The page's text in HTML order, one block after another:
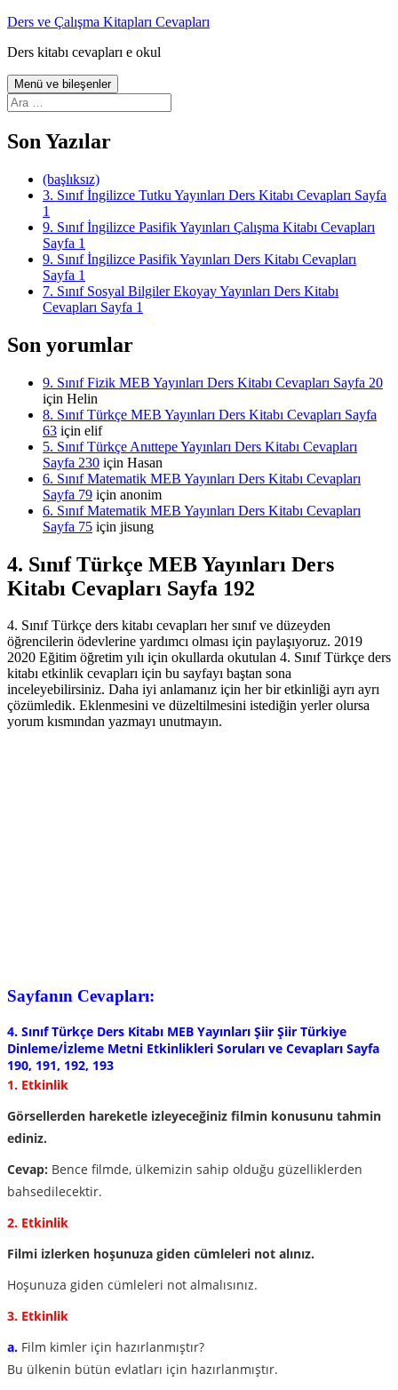
İçeriğe
Ders ve Çalışma Kitapları Cevapları
Ders kitabı cevapları e okul
Menü ve bileşenler
Arama:
Son Yazılar
(başlıksız)
3. Sınıf İngilizce Tutku Yayınları Ders Kitabı Cevapları Sayfa
1
9. Sınıf İngilizce Pasifik Yayınları Çalışma Kitabı Cevapları
Sayfa 1
9. Sınıf İngilizce Pasifik Yayınları Ders Kitabı Cevapları
Sayfa 1
7. Sınıf Sosyal Bilgiler Ekoyay Yayınları Ders Kitabı
Cevapları Sayfa 1
Son yorumlar
9. Sınıf Fizik MEB Yayınları Ders Kitabı Cevapları Sayfa 20
için Helin
8. Sınıf Türkçe MEB Yayınları Ders Kitabı Cevapları Sayfa
63 için elif
5. Sınıf Türkçe Anıttepe Yayınları Ders Kitabı Cevapları
Sayfa 230 için Hasan
6. Sınıf Matematik MEB Yayınları Ders Kitabı Cevapları
Sayfa 79 için anonim
6. Sınıf Matematik MEB Yayınları Ders Kitabı Cevapları
Sayfa 75 için jisung
4. Sınıf Türkçe MEB Yayınları Ders
Kitabı Cevapları Sayfa 192
4. Sınıf Türkçe ders kitabı cevapları her sınıf ve düzeyden
öğrencilerin ödevlerine yardımcı olması için paylaşıyoruz. 2019
2020 Eğitim öğretim yılı için okullarda okutulan 4. Sınıf Türkçe ders
kitabı etkinlik cevapları için bu sayfayı baştan sona
inceleyebilirsiniz. Daha iyi anlamanız için her bir etkinliği ayrı ayrı
çözümledik. Eklenmesini ve düzeltilmesini istediğin yerler olursa
yorum kısmından yazmayı unutmayın.
Sayfanın Cevapları:
4. Sınıf Türkçe Ders Kitabı MEB Yayınları Şiir Şiir Türkiye
Dinleme/İzleme Metni Etkinlikleri Soruları ve Cevapları Sayfa
190, 191, 192, 193
1. Etkinlik
Görsellerden hareketle izleyeceğiniz filmin konusunu tahmin
ediniz.
Cevap: Bence filmde, ülkemizin sahip olduğu güzelliklerden
bahsedilecektir.
2. Etkinlik
Filmi izlerken hoşunuza giden cümleleri not alınız.
Hoşunuza giden cümleleri not almalısınız.
3. Etkinlik
a. Film kimler için hazırlanmıştır?
Bu ülkenin bütün evlatları için hazırlanmıştır.